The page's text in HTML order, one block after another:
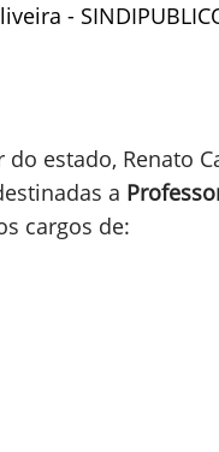
-
estado, Renato
a
cargos de: